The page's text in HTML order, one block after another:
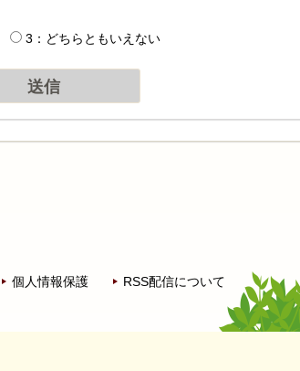
3：どちらともいえない
個人情報保護
RSS配信について